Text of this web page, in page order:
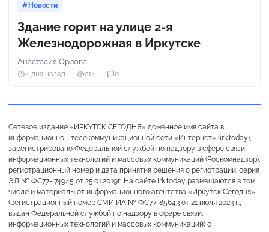
Новости
Здание горит на улице 2-я
Железнодорожная в Иркутске
Анастасия Орлова
4 дня назад 214 0
Сетевое издание «ИРКУТСК СЕГОДНЯ» доменное имя сайта в
информационно - телекоммуникационной сети «Интернет» (irk.today),
зарегистрировано Федеральной службой по надзору в сфере связи,
информационных технологий и массовых коммуникаций (Роскомнадзор),
регистрационный номер и дата принятия решения о регистрации: серия
ЭЛ № ФС77- 74945 от 25.01.2019г. На сайте irk.today размещаются в том
числе и материалы от информационного агентства «Иркутск Сегодня»
(регистрационный номер СМИ ИА № ФС77-85643 от 21 июля 2023 г.,
выдан Федеральной службой по надзору в сфере связи,
информационных технологий и массовых коммуникаций) с